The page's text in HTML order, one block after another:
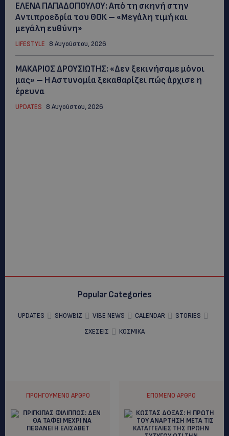
ΕΛΕΝΑ ΠΑΠΑΔΟΠΟΥΛΟΥ: Από τη σκηνή στην
Αντιπροεδρία του ΘΟΚ – «Μεγάλη τιμή και
μεγάλη ευθύνη»
LIFESTYLE 8 Αυγούστου, 2026
ΜΑΚΑΡΙΟΣ ΔΡΟΥΣΙΩΤΗΣ: «Δεν ξεκινήσαμε μόνοι
μας» – Η Αστυνομία ξεκαθαρίζει πώς άρχισε η
έρευνα
UPDATES 8 Αυγούστου, 2026
Popular Categories
UPDATES SHOWBIZ VIBE NEWS CALENDAR
STORIES
ΣΧΕΣΕΙΣ
ΚΟΣΜΙΚΑ
ΠΡΟΗΓΟΎΜΕΝΟ ΆΡΘΡΟ ΕΠΌΜΕΝΟ ΆΡΘΡΟ